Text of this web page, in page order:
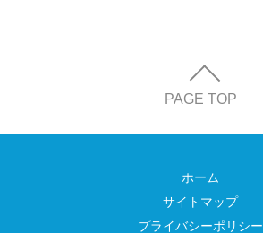
PAGE TOP
ホーム
サイトマップ
プライバシーポリシー